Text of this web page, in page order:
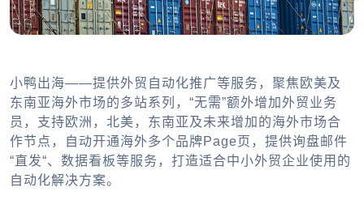
小鸭出海——提供外贸自动化推广等服务，聚焦欧美及
东南亚海外市场的多站系列，“无需”额外增加外贸业务
员，支持欧洲，北美，东南亚及未来增加的海外市场合
作节点，自动开通海外多个品牌Page页，提供询盘邮件
“直发“、数据看板等服务，打造适合中小外贸企业使用的
自动化解决方案。